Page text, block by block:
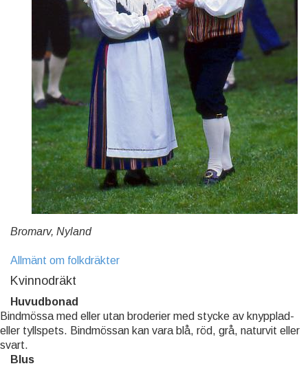
Bromarv, Nyland
Allmänt om folkdräkter
Kvinnodräkt
Huvudbonad
Bindmössa med eller utan broderier med stycke av knypplad-
eller tyllspets. Bindmössan kan vara blå, röd, grå, naturvit eller
svart.
Blus